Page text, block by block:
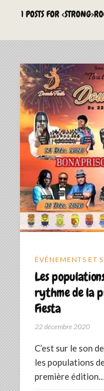
1 POSTS FOR
ÉVÉNEMENTS ET
Les
rythme de la
Fiesta
22 décembre 2020
C’est sur le son
les populations
première édition…